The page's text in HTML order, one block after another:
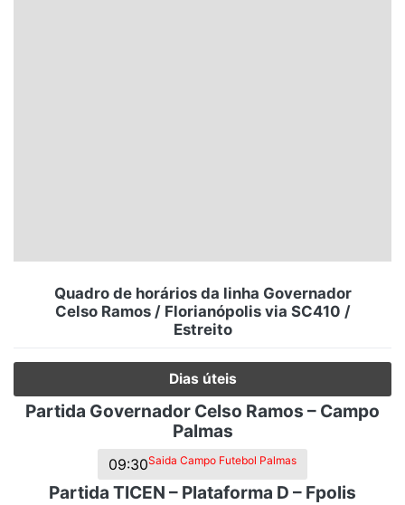
Quadro de horários da linha Governador
Celso Ramos / Florianópolis via SC410 /
Estreito
Dias úteis
Partida Governador Celso Ramos – Campo
Palmas
09:30Saida Campo Futebol Palmas
Partida TICEN – Plataforma D – Fpolis